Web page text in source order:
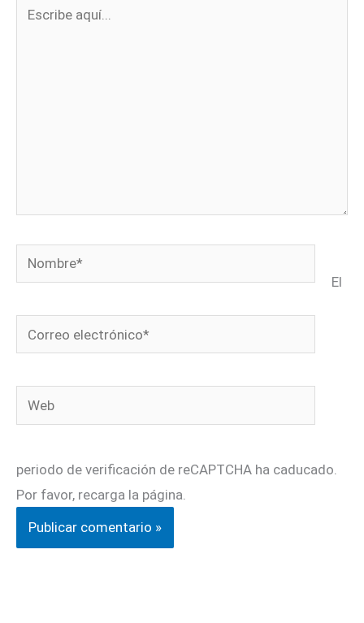
Nombre*
Correo
electrónico*
Web
El
periodo de verificación de reCAPTCHA ha caducado.
Por favor, recarga la página.